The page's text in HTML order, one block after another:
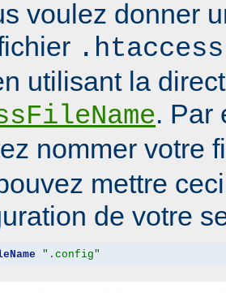
voulez donner
.htaccess
utilisant la
. Par
nommer votre
mettre
de votre
".config"